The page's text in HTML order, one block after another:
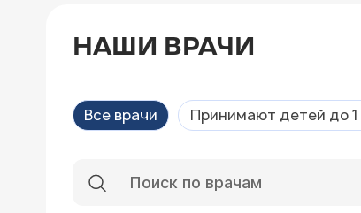
НАШИ ВРАЧИ
Все врачи Принимают детей до 1